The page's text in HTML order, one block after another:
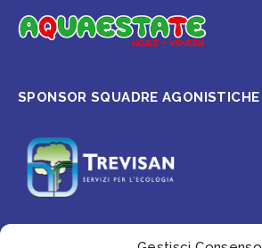
SPONSOR SQUADRE AGONISTICHE